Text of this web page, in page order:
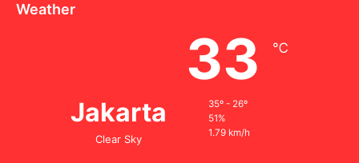
Weather
Jakarta
Clear Sky
33 ℃
35º - 26º
51%
1.79 km/h